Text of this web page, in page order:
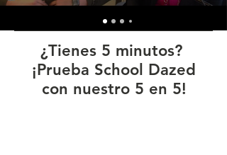
¿Tienes 5 minutos?
¡Prueba School Dazed
con nuestro 5 en 5!